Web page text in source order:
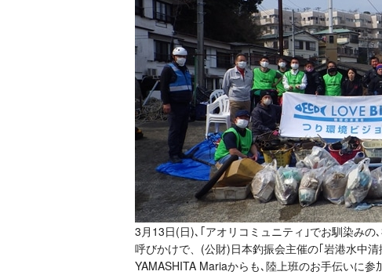
3月13日(日)､｢アオリコミュニティ｣でお馴染み
呼びかけで、(公財)日本釣振会主催の｢岩港水中
YAMASHITA Mariaからも､陸上班のお手伝いに参